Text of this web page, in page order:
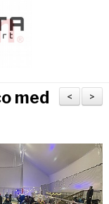
>
<
med